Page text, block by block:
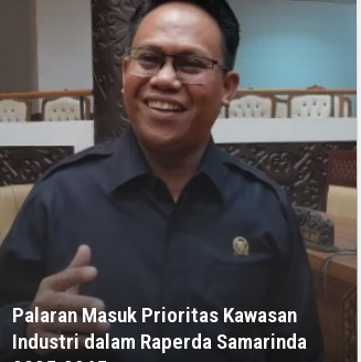
Palaran Masuk Prioritas Kawasan
Industri dalam Raperda Samarinda